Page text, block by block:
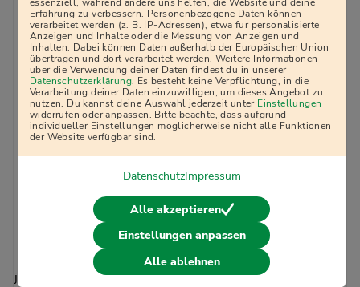
Credits auswählen
Fachlagerist / Fachlageristin
Credits auswählen
Credits auswählen
Fachverkäufer / Fachverkäuferin im
Lebensmittelhandwerk
j
Erfahrung zu verbessern. Personenbezogene Daten können
verarbeitet werden (z. B. IP-Adressen), etwa für personalisierte
Anzeigen und Inhalte oder die Messung von Anzeigen und
Inhalten. Dabei können Daten außerhalb der Europäischen Union
übertragen und dort verarbeitet werden. Weitere Informationen
über die Verwendung deiner Daten findest du in unserer
Datenschutzerklärung. Es besteht keine Verpflichtung, in die
Verarbeitung deiner Daten einzuwilligen, um dieses Angebot zu
nutzen. Du kannst deine Auswahl jederzeit unter Einstellungen
widerrufen oder anpassen. Bitte beachte, dass aufgrund
individueller Einstellungen möglicherweise nicht alle Funktionen
der Website verfügbar sind.
DatenschutzImpressum
Alle akzeptieren
Einstellungen anpassen
Alle ablehnen